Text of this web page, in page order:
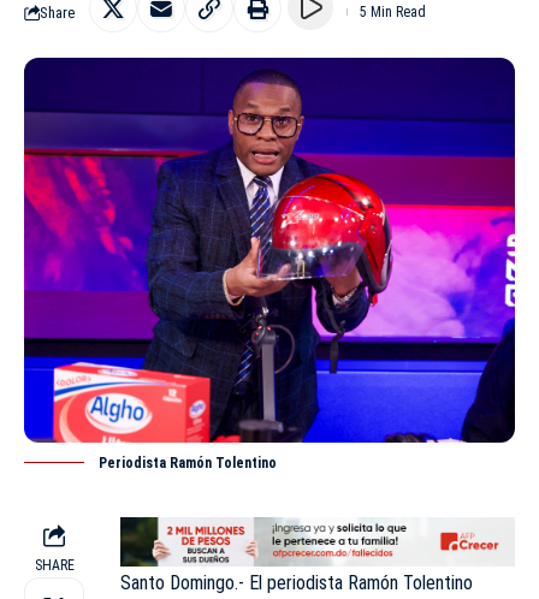
Share 5 Min Read
Periodista Ramón Tolentino
SHARE
Santo Domingo.- El periodista Ramón Tolentino